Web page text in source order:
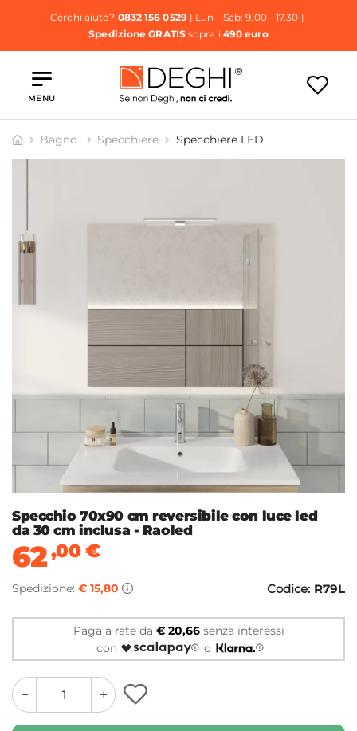
Cerchi aiuto? 0832 156 0529| Lun - Sab: 9.00 - 17.30 |
Spedizione GRATISsopra i 490 euro
MENU
Bagno Specchiere Specchiere LED
Specchio 70x90 cm reversibile con luce led
da 30 cm inclusa - Raoled
62,00€
Spedizione: € 15,80 Codice: R79L
Paga a rate da € 20,66senza interessi
con
o
quantity
button
quantity
minus
button